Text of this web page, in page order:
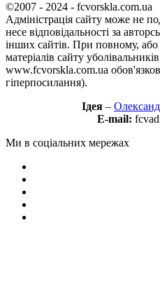
©2007 - 2024 - fcvorskla.com.ua
Адміністрація сайту може не
несе відповідальності за
інших сайтів. При повному, або
матеріалів сайту
www.fcvorskla.com.ua
гіперпосилання).
Ідея –
E-mail:
Ми в соціальних мережах